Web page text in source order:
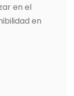
en el
en